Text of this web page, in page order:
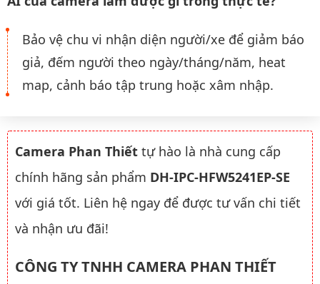
Bảo vệ chu vi nhận diện người/xe để giảm báo
giả, đếm người theo ngày/tháng/năm, heat
map, cảnh báo tập trung hoặc xâm nhập.
Camera Phan Thiết tự hào là nhà cung cấp
chính hãng sản phẩm DH-IPC-HFW5241EP-SE
với giá tốt. Liên hệ ngay để được tư vấn chi tiết
và nhận ưu đãi!
CÔNG TY TNHH CAMERA PHAN THIẾT